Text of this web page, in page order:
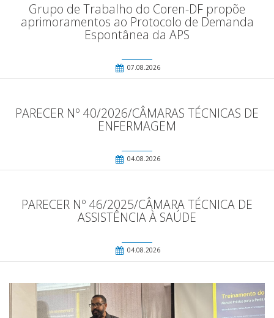
Grupo de Trabalho do Coren-DF propõe
aprimoramentos ao Protocolo de Demanda
Espontânea da APS
07.08.2026
PARECER Nº 40/2026/CÂMARAS TÉCNICAS DE
ENFERMAGEM
04.08.2026
PARECER Nº 46/2025/CÂMARA TÉCNICA DE
ASSISTÊNCIA À SAÚDE
04.08.2026